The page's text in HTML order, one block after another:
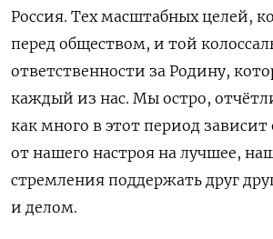
Россия. Тех масштабных целей,
перед обществом, и той
ответственности за Родину,
каждый из нас. Мы остро,
как много в этот период зависит
от нашего настроя на лучшее,
стремления поддержать друг
и делом.